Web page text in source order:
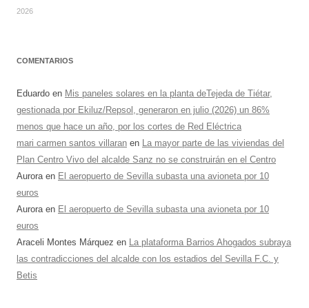
2026
COMENTARIOS
Eduardo en Mis paneles solares en la planta deTejeda de Tiétar,
gestionada por Ekiluz/Repsol, generaron en julio (2026) un 86%
menos que hace un año, por los cortes de Red Eléctrica
mari carmen santos villaran en La mayor parte de las viviendas del
Plan Centro Vivo del alcalde Sanz no se construirán en el Centro
Auroraen El aeropuerto de Sevilla subasta una avioneta por 10
euros
Auroraen El aeropuerto de Sevilla subasta una avioneta por 10
euros
Araceli Montes Márquez en La plataforma Barrios Ahogados subraya
las contradicciones del alcalde con los estadios del Sevilla F.C. y
Betis